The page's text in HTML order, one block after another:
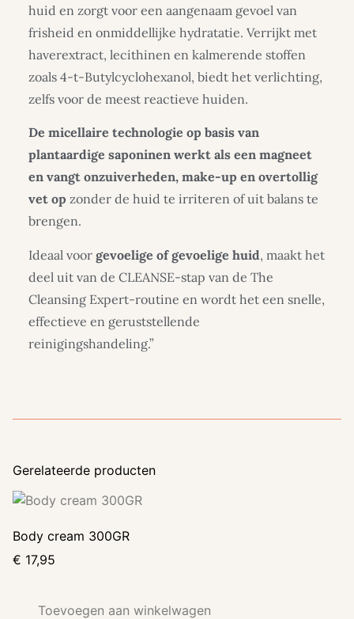
huid en zorgt voor een aangenaam gevoel van
frisheid en onmiddellijke hydratatie. Verrijkt met
haverextract, lecithinen en kalmerende stoffen
zoals 4-t-Butylcyclohexanol, biedt het verlichting,
zelfs voor de meest reactieve huiden.
De micellaire technologie op basis van
plantaardige saponinen werkt als een magneet
en vangt onzuiverheden, make-up en overtollig
vet op zonder de huid te irriteren of uit balans te
brengen.
Ideaal voor gevoelige of gevoelige huid, maakt het
deel uit van de CLEANSE-stap van de The
Cleansing Expert-routine en wordt het een snelle,
effectieve en geruststellende
reinigingshandeling.”
Gerelateerde producten
Body cream 300GR
€ 17,95
Toevoegen aan winkelwagen